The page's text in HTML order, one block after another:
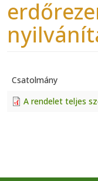
Csatolmány
A rendelet teljes